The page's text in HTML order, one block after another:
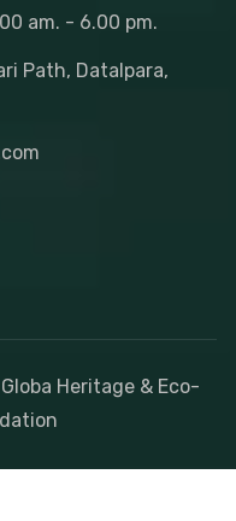
am. - 6.00 pm.
Path, Datalpara,
Heritage & Eco-